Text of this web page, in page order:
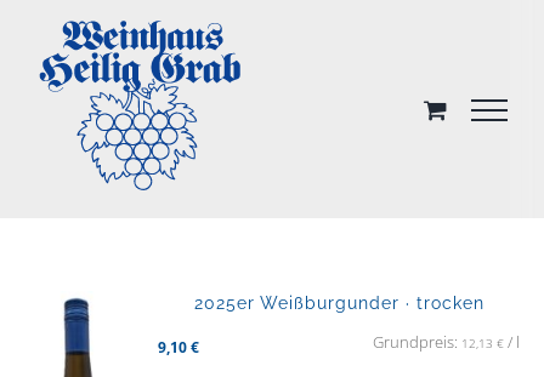
content
2025er Weißburgunder · trocken
9,10€ Grundpreis: 12,13 €/ l